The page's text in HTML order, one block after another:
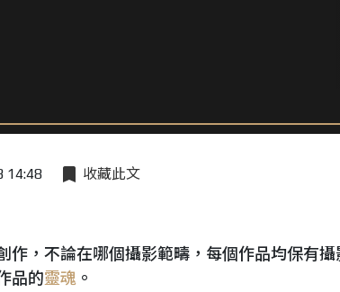
14:48 收藏此文
作，不論在哪個攝影範疇，每個作品均保有
品的靈魂 。